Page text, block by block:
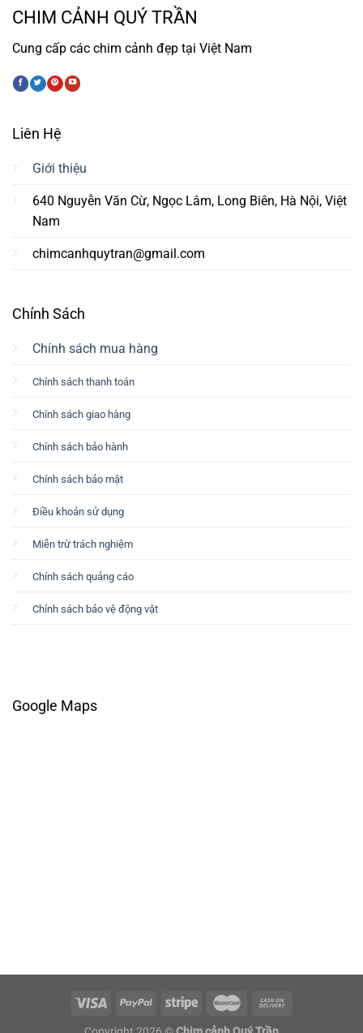
CHIM CẢNH QUÝ TRẦN
Cung cấp các chim cảnh đẹp tại Việt Nam
Liên Hệ
Giới thiệu
640 Nguyễn Văn Cừ, Ngọc Lâm, Long Biên, Hà Nội, Việt
Nam
chimcanhquytran@gmail.com
Chính Sách
Chính sách mua hàng
Chính sách thanh toán
Chính sách giao hàng
Chính sách bảo hành
Chính sách bảo mật
Điều khoản sử dụng
Miễn trừ trách nghiệm
Chính sách quảng cáo
Chính sách bảo vệ động vật
Google Maps